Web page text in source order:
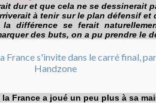
dur et que cela ne se dessinerait
à tenir sur le plan défensif et
différence se ferait
des buts, on a pu prendre le
France a joué un peu plus à sa